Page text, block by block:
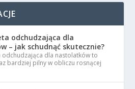
odchudzająca dla
– jak schudnąć skutecznie?
dla nastolatków to
bardziej pilny w obliczu rosnącej